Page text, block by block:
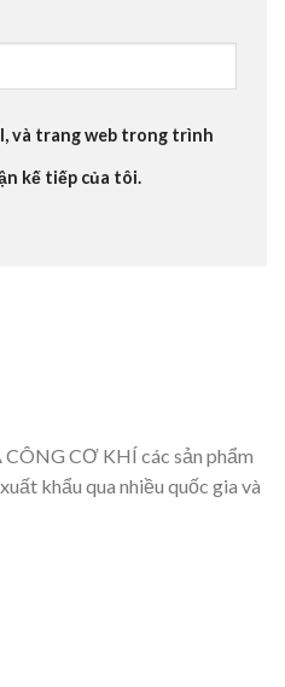
và trang web trong trình
kế tiếp của tôi.
CÔNG CƠ KHÍ các sản phẩm
khẩu qua nhiều quốc gia và